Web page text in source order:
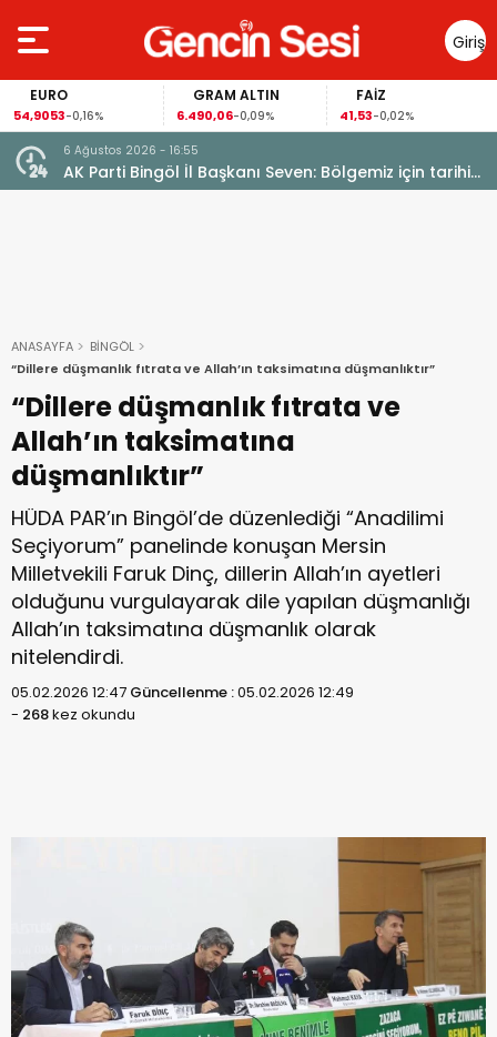
Giriş
Yap
EURO
54,9053-0,16%
GRAM ALTIN
6.490,06-0,09%
FAİZ
41,53-0,02%
6 Ağustos 2026 - 16:55
AK Parti Bingöl İl Başkanı Seven: Bölgemiz için tarihi
fırsat pencereleri açılıyor
ANASAYFA
BİNGÖL
“Dillere düşmanlık fıtrata ve Allah’ın taksimatına düşmanlıktır”
“Dillere düşmanlık fıtrata ve
Allah’ın taksimatına
düşmanlıktır”
HÜDA PAR’ın Bingöl’de düzenlediği “Anadilimi
Seçiyorum” panelinde konuşan Mersin
Milletvekili Faruk Dinç, dillerin Allah’ın ayetleri
olduğunu vurgulayarak dile yapılan düşmanlığı
Allah’ın taksimatına düşmanlık olarak
nitelendirdi.
05.02.2026 12:47 Güncellenme :05.02.2026 12:49
- 268kez okundu